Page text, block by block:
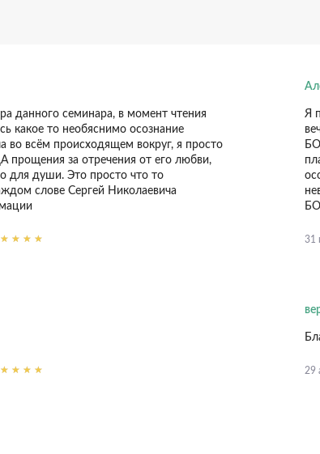
данного семинара, в момент чтения
какое то необяснимо осознание
всём происходящем вокруг, я просто
прощения за отречения от его любви,
для души. Это просто что то
слове Сергей Николаевича
Я
31
29